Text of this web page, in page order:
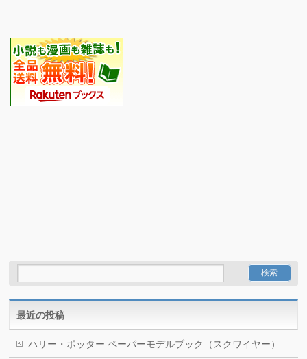
最近の投稿
ハリー・ポッター ペーパーモデルブック（スクワイヤー）